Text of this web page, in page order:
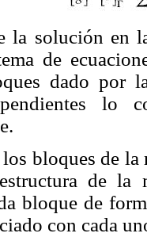
la solución en
de
dado por
lo
bloques de
de la
bloque de
con cada